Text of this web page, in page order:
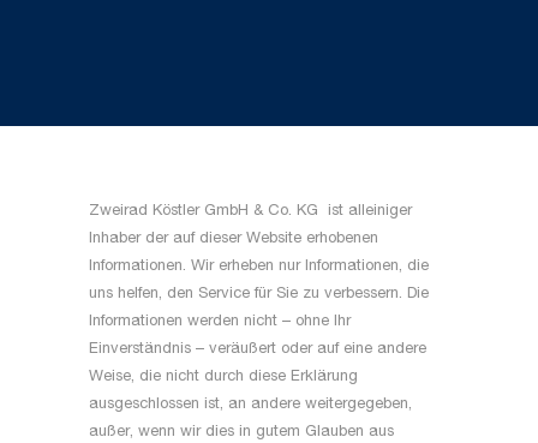
Zweirad Köstler GmbH & Co. KG ist alleiniger
Inhaber der auf dieser Website erhobenen
Informationen. Wir erheben nur Informationen, die
uns helfen, den Service für Sie zu verbessern. Die
Informationen werden nicht – ohne Ihr
Einverständnis – veräußert oder auf eine andere
Weise, die nicht durch diese Erklärung
ausgeschlossen ist, an andere weitergegeben,
außer, wenn wir dies in gutem Glauben aus